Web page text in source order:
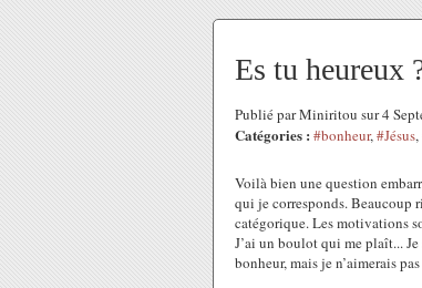
Es tu heureux
Publié par Miniritou sur 4
Catégories : #bonheur,#Jésus,
Voilà bien une question
qui je corresponds. Beaucoup
catégorique. Les motivations
J’ai un boulot qui me plaît...
bonheur, mais je n’aimerais